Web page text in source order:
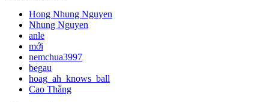
Hong Nhung Nguyen
Nhung Nguyen
anle
mới
nemchua3997
begau
hoag_ah_knows_ball
Cao Thắng